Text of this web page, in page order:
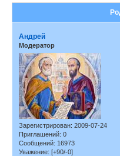
Андрей
Модератор
Зарегистрирован: 2009-07-24
Приглашений: 0
Сообщений: 16973
Уважение: [+90/-0]